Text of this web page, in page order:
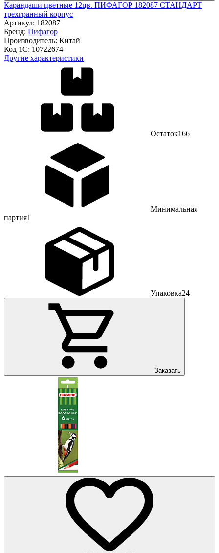
Карандаши цветные 12цв. ПИФАГОР 182087 СТАНДАРТ
трехгранный корпус
Артикул: 182087
Бренд: Пифагор
Производитель: Китай
Код 1С: 10722674
Другие характеристики
Остаток166
Минимальная
партия1
Упаковка24
Заказать